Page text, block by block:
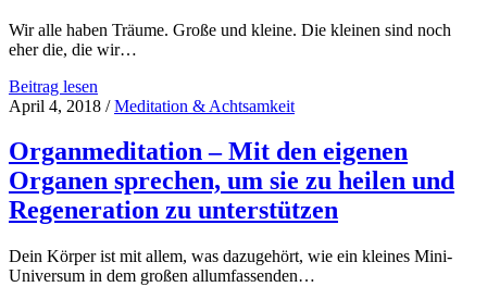
mal
anders
Wir alle haben Träume. Große und kleine. Die kleinen sind noch
eher die, die wir…
Beitrag lesen
wir
unseren
Träumen
stehen
müssen
April 4, 2018 /Meditation & Achtsamkeit
Organmeditation – Mit den eigenen
Organen sprechen, um sie zu heilen und
Regeneration zu unterstützen
Dein Körper ist mit allem, was dazugehört, wie ein kleines Mini-
Universum in dem großen allumfassenden…